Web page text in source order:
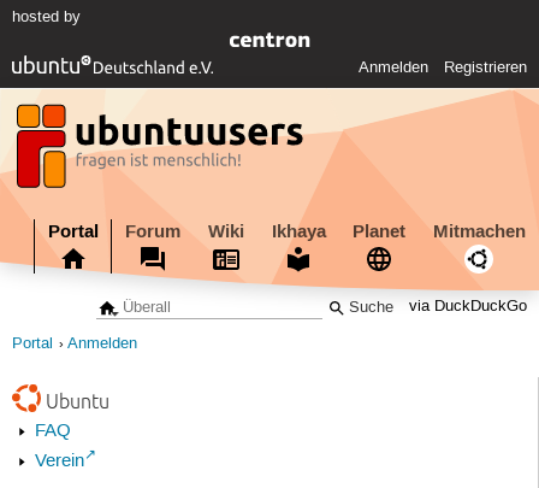
hosted by
Anmelden Registrieren
Portal Forum Wiki Ikhaya Planet Mitmachen
via DuckDuckGo
Portal Anmelden
Ubuntu
FAQ
Verein